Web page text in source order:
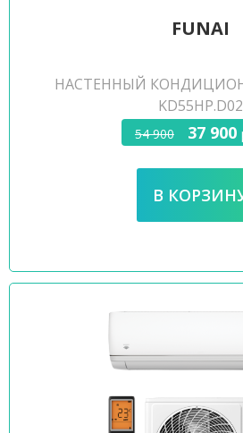
FUNAI
НАСТЕННЫЙ
KD55HP.D02
54 900 37 900